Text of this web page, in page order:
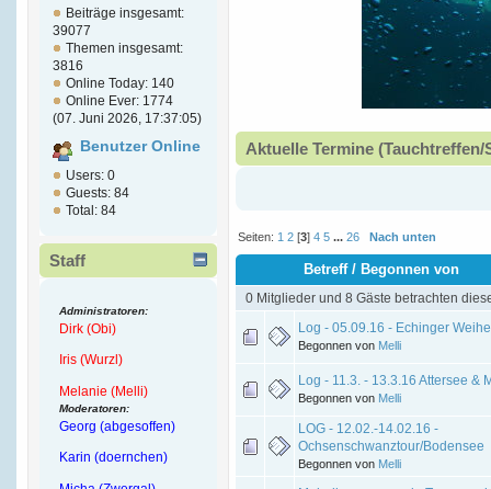
Beiträge insgesamt:
39077
Themen insgesamt:
3816
Online Today: 140
Online Ever: 1774
(07. Juni 2026, 17:37:05)
Benutzer Online
Users: 0
Guests: 84
Total: 84
Staff
Administratoren:
Dirk (Obi)
Iris (Wurzl)
Melanie (Melli)
Moderatoren:
Georg (abgesoffen)
Karin (doernchen)
Aktuelle Termine
Seiten: 1 2 [3]4 5 ...26 Nach unten
Betreff/Begonnen von
0 Mitglieder und 8 Gäste betrachten
Log - 05.09.16 - Echinger
Begonnen von Melli
Log - 11.3. - 13.3.16 Attersee &
Begonnen von Melli
LOG - 12.02.-14.02.16 -
Ochsenschwanztour/Bodensee
Begonnen von Melli